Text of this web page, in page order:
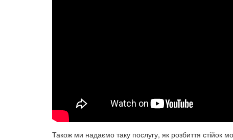
Також ми надаємо таку послугу, як розбиття стійок